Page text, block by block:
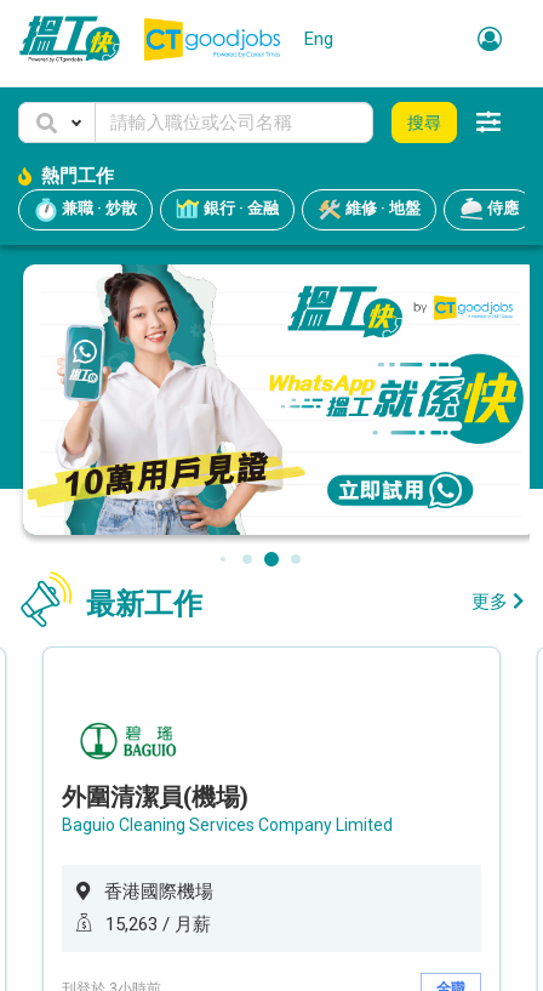
Eng
搜尋
熱門工作
兼職 · 炒散 銀行 · 金融 維修 · 地盤 侍應
最新工作 更多
外圍清潔員(機場)
Baguio Cleaning Services Company Limited
香港國際機場
15,263 / 月薪